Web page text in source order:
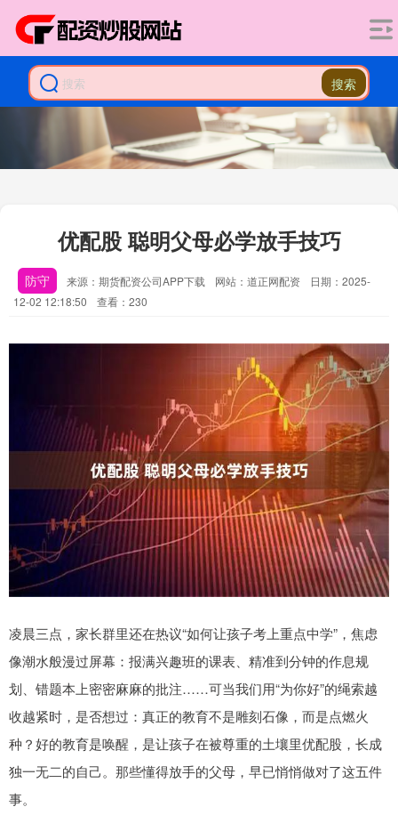
搜索
优配股 聪明父母必学放手技巧
防守 来源：期货配资公司APP下载 网站：道正网配资
日期：2025-
12-02 12:18:50
查看：230
凌晨三点，家长群里还在热议“如何让孩子考上重点中学”，焦虑
像潮水般漫过屏幕：报满兴趣班的课表、精准到分钟的作息规
划、错题本上密密麻麻的批注……可当我们用“为你好”的绳索越
收越紧时，是否想过：真正的教育不是雕刻石像，而是点燃火
种？好的教育是唤醒，是让孩子在被尊重的土壤里优配股，长成
独一无二的自己。那些懂得放手的父母，早已悄悄做对了这五件
事。